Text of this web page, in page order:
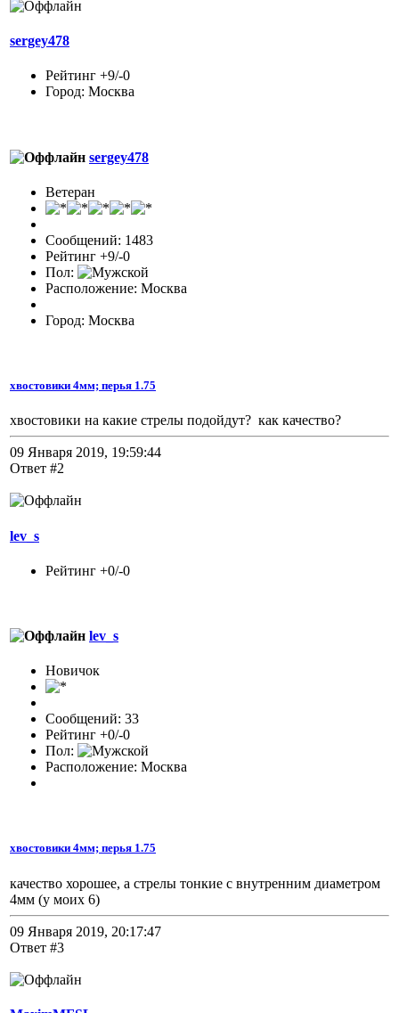
sergey478
Рейтинг +9/-0
Город: Москва
sergey478
Ветеран
Сообщений: 1483
Рейтинг +9/-0
Пол:
Расположение: Москва
Город: Москва
хвостовики 4мм; перья 1.75
хвостовики на какие стрелы подойдут? как качество?
09 Января 2019, 19:59:44
Ответ #2
lev_s
Рейтинг +0/-0
lev_s
Новичок
Сообщений: 33
Рейтинг +0/-0
Пол:
Расположение: Москва
хвостовики 4мм; перья 1.75
качество хорошее, а стрелы тонкие с внутренним диаметром
4мм (у моих 6)
09 Января 2019, 20:17:47
Ответ #3